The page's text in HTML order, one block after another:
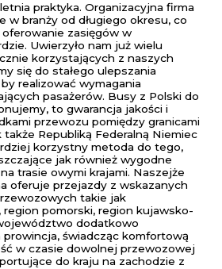
praktyka. Organizacyjna firma
w branży od długiego okresu, co
zasięgów w
Uwierzyło nam już wielu
korzystających z naszych
się do stałego ulepszania
realizować wymagania
pasażerów. Busy z Polski do
to gwarancja jakości i
przewozu pomiędzy granicami
Republiką Federalną Niemiec
korzystny metoda do tego,
jak również wygodne
trasie owymi krajami. Naszejże
oferuje przejazdy z wskazanych
takie jak
pomorski, region kujawsko-
dodatkowo
świadcząc komfortową
w czasie dowolnej przewozowej
do kraju na zachodzie z